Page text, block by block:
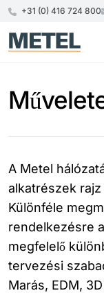
+31 (0) 416 724 800
A Metel
alkatrészek
Különféle
rendelkezésre
megfelelő
tervezési
Marás, EDM,